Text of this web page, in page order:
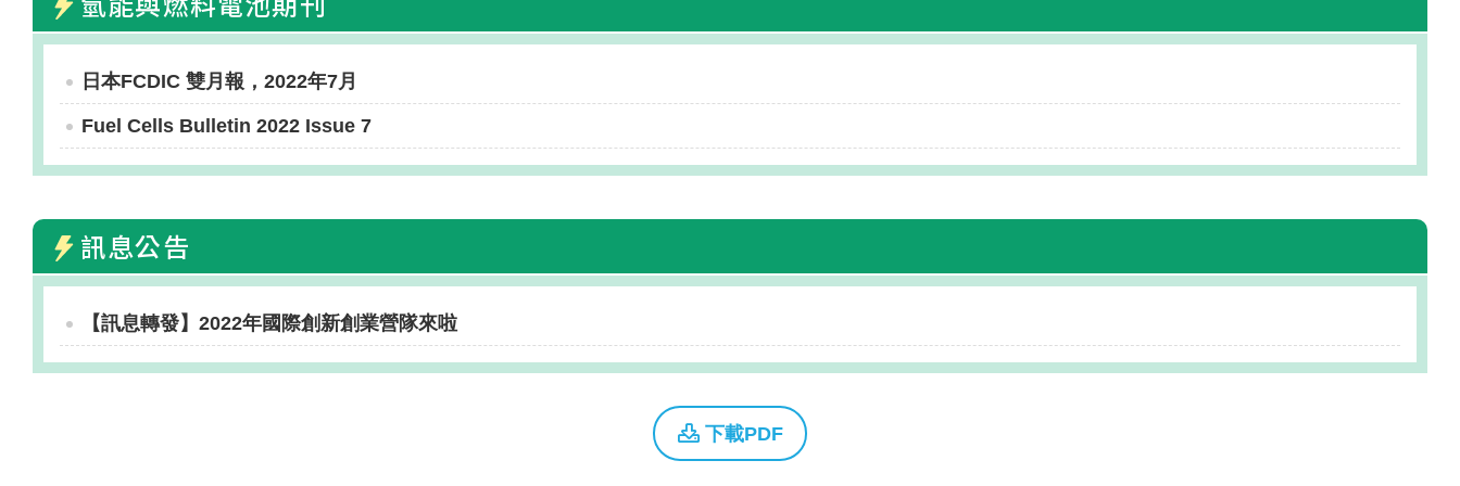
日本FCDIC 雙月報，2022年7月
Fuel Cells Bulletin 2022 Issue 7
訊息公告
【訊息轉發】2022年國際創新創業營隊來啦
下載PDF